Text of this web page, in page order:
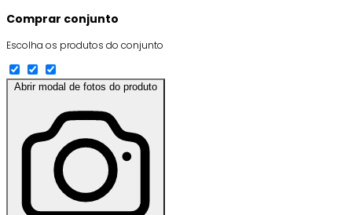
Comprar conjunto
Escolha os produtos do conjunto
Abrir modal de fotos do produto